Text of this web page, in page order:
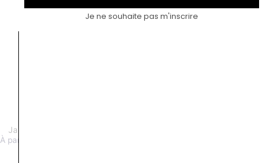
Jardin anglais diamant or rose
À partir de 6500 €
Je ne souhaite pas m'inscrire